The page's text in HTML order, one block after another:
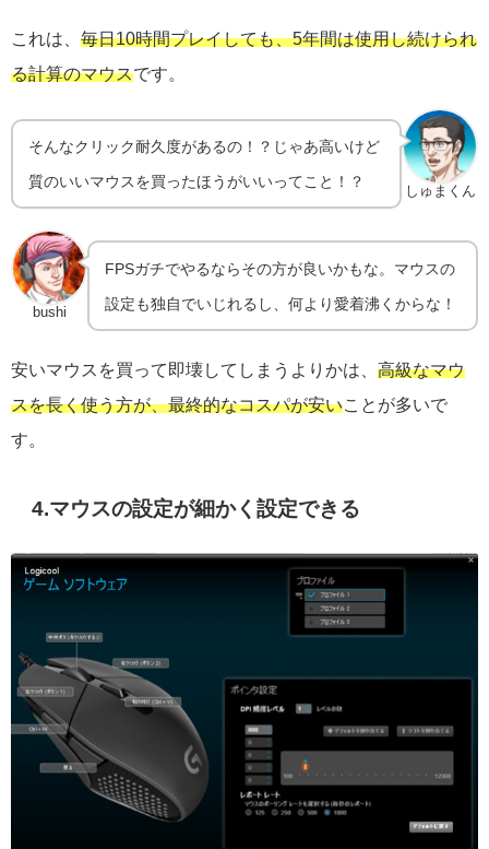
これは、 毎日10時間プレイしても、5年間は使用し続けられ
る計算のマウスです。
しゅまくん
そんなクリック耐久度があるの！？じゃあ高いけど
質のいいマウスを買ったほうがいいってこと！？
bushi
FPSガチでやるならその方が良いかもな。マウスの
設定も独自でいじれるし、何より愛着沸くからな！
安いマウスを買って即壊してしまうよりかは、 高級なマウ
スを長く使う方が、最終的なコスパが安い ことが多いで
す。
4.マウスの設定が細かく設定できる